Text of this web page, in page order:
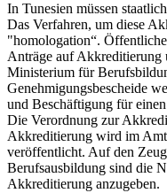
In Tunesien müssen
Das Verfahren, um diese
"homologation“.
Anträge auf Akkreditierung
Ministerium für
Genehmigungsbescheide
und Beschäftigung für
Die Verordnung zur
Akkreditierung wird im
veröffentlicht. Auf den
Berufsausbildung sind die
Akkreditierung anzugeben.